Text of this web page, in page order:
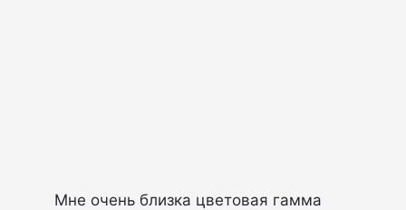
Мне очень близка цветовая гамма